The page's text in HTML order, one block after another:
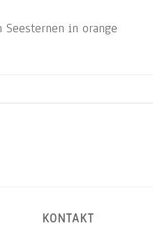
in orange
KONTAKT